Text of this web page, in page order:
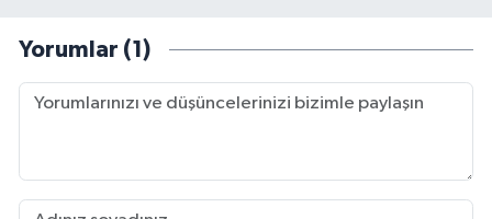
Yorumlar (1)